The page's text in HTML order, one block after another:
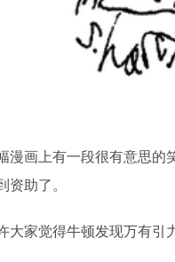
画上有一段很有意思的
资助了。
家觉得牛顿发现万有引